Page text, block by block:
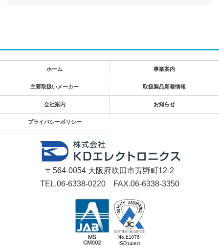
ホーム 事業案内
主要取扱いメーカー 取扱製品新着情報
会社案内 お知らせ
プライバシーポリシー
〒564-0054 大阪府吹田市芳野町12-2
TEL.06-6338-0220 FAX.06-6338-3350